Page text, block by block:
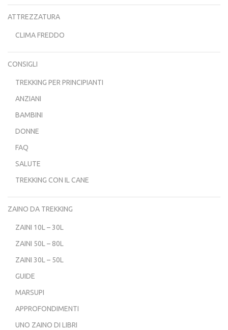
ATTREZZATURA
CLIMA FREDDO
CONSIGLI
TREKKING PER PRINCIPIANTI
ANZIANI
BAMBINI
DONNE
FAQ
SALUTE
TREKKING CON IL CANE
ZAINO DA TREKKING
ZAINI 10L – 30L
ZAINI 50L – 80L
ZAINI 30L – 50L
GUIDE
MARSUPI
APPROFONDIMENTI
UNO ZAINO DI LIBRI